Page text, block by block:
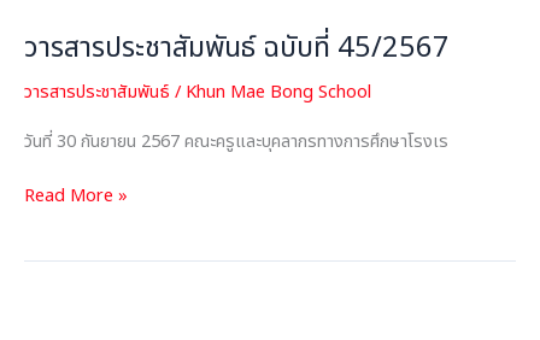
วารสารประชาสัมพันธ์ ฉบับที่ 45/2567
วารสารประชาสัมพันธ์ /Khun Mae Bong School
วันที่ 30 กันยายน 2567 คณะครูและบุคลากรทางการศึกษาโรงเร
ฉบับ
45/2567
Read More »